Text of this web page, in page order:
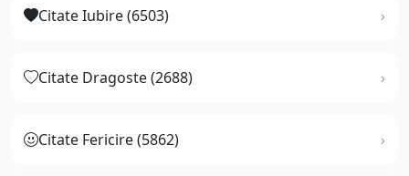
Citate Iubire (6503)
Citate Dragoste (2688)
Citate Fericire (5862)